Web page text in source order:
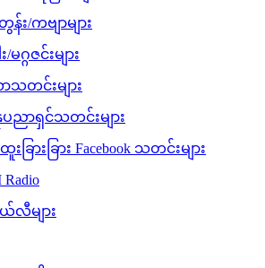
း/ကဗျာများ
မဂ္ဂဇင်းများ
သတင်းများ
ညာရှင်သတင်းများ
ခြားခြား Facebook သတင်းများ
လီများ